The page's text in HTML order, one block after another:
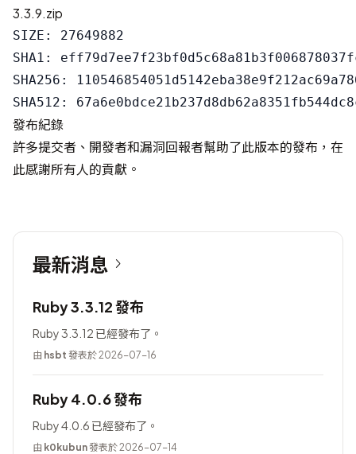
3.3.9.zip
SIZE: 27649882
SHA1:
SHA256:
發布紀錄
許多提交者、開發者和漏洞回報者幫助了此版本的發布，在
此感謝所有人的貢獻。
最新消息
Ruby 3.3.12 發布
Ruby 3.3.12 已經發布了。
由 hsbt 發表於 2026-07-16
Ruby 4.0.6 發布
Ruby 4.0.6 已經發布了。
由 k0kubun發表於 2026-07-14